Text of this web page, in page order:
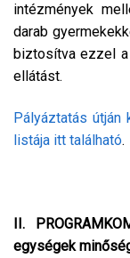
intézmények
darab
biztosítva ezzel
ellátást.
Pályáztatás
listája itt található.
II.
egységek